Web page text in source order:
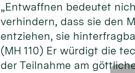
„Entwaffnen bedeutet
verhindern, dass sie den
entziehen, sie
(MH 110) Er würdigt die
der Teilnahme am